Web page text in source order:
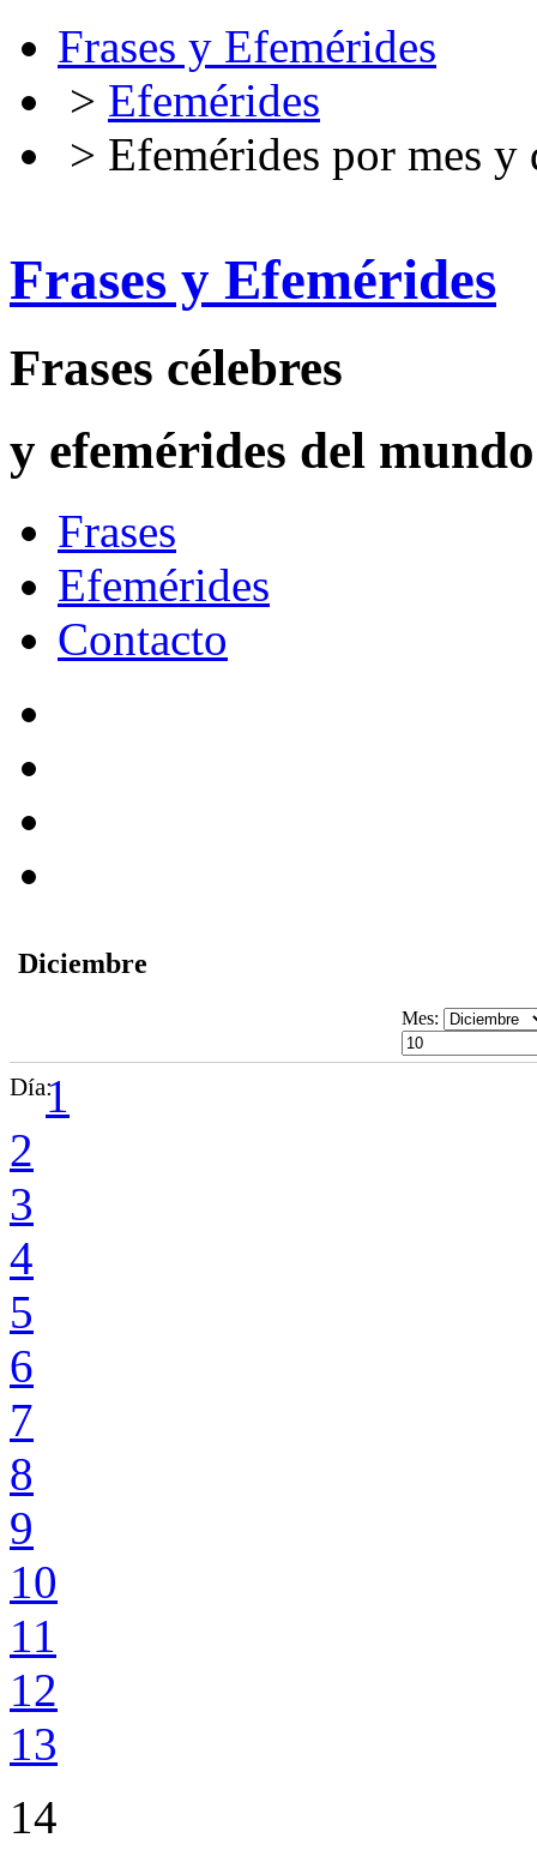
Frases y Efemérides
> Efemérides
> Efemérides por mes y
Frases y Efemérides
Frases célebres
y efemérides del mundo
Frases
Efemérides
Contacto
Diciembre
Mes:
Día:1
2
3
4
5
6
7
8
9
10
11
12
13
14